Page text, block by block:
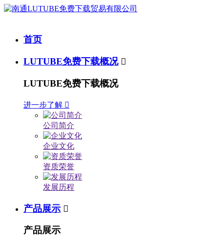
首页
LUTUBE免费下载概况 
LUTUBE免费下载概况
进一步了解 
公司简介
企业文化
资质荣誉
发展历程
产品展示 
产品展示